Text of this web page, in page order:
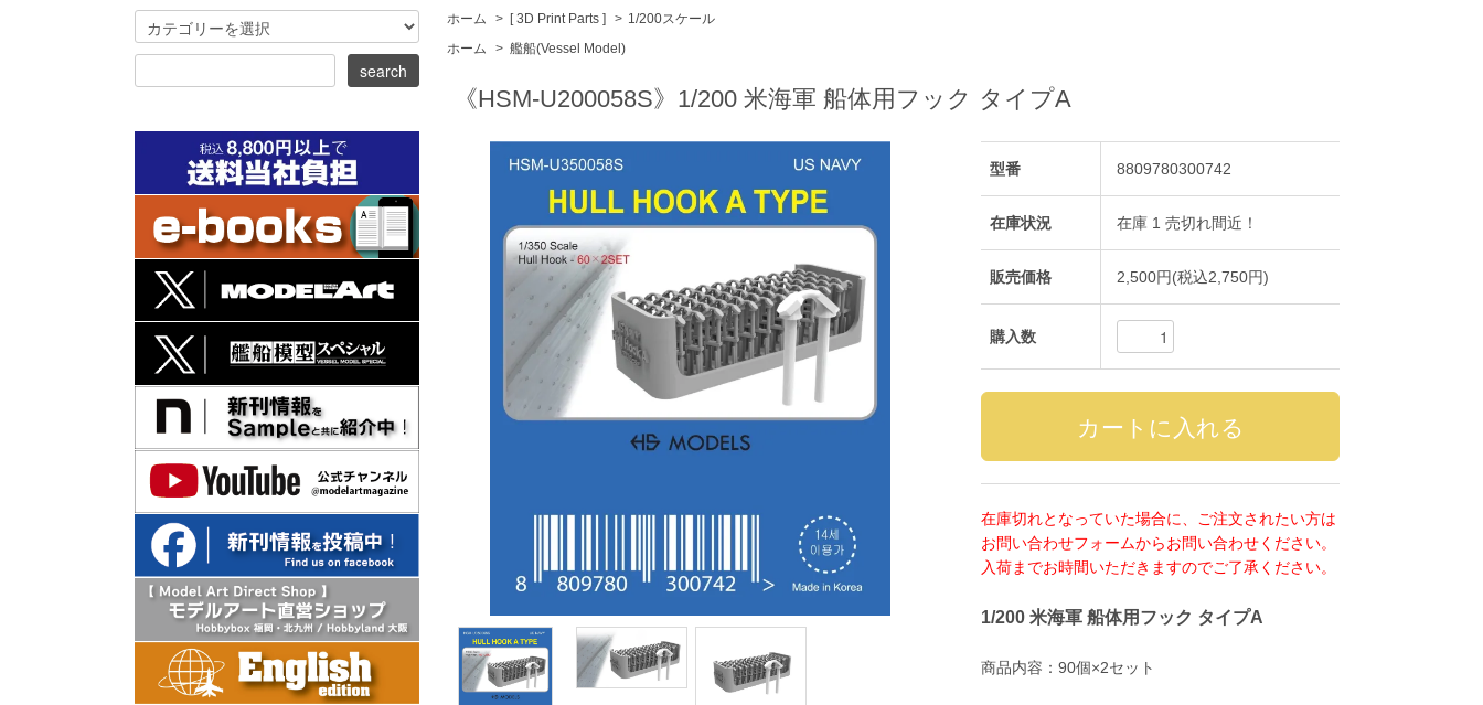
ホーム > [ 3D Print Parts ] > 1/200スケール
ホーム
> 艦船(Vessel Model)
《HSM-U200058S》1/200 米海軍 船体用フック タイプA
型番 8809780300742
在庫状況 在庫 1 売切れ間近！
販売価格 2,500円(税込2,750円)
購入数
在庫切れとなっていた場合に、ご注文されたい方は
お問い合わせフォームからお問い合わせください。
入荷までお時間いただきますのでご了承ください。
1/200 米海軍 船体用フック タイプA
商品内容：90個×2セット